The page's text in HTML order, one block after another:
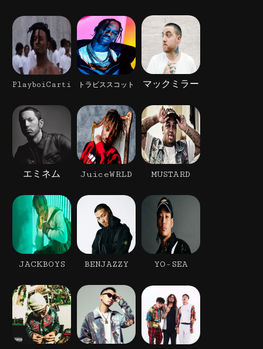
PlayboiCarti トラビススコット マックミラー
エミネム JuiceWRLD MUSTARD
JACKBOYS BENJAZZY YO-SEA